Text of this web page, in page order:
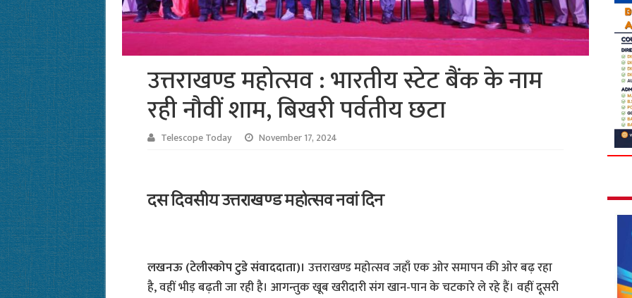
उत्तराखण्ड महोत्सव : भारतीय स्टेट बैंक के नाम
रही नौवीं शाम, बिखरी पर्वतीय छटा
Telescope Today November 17, 2024
दस दिवसीय उत्तराखण्ड महोत्सव नवां दिन
लखनऊ (टेलीस्कोप टुडे संवाददाता)। उत्तराखण्ड महोत्सव जहाँ एक ओर समापन की ओर बढ़ रहा
है, वहीं भीड़ बढ़ती जा रही है। आगन्तुक खूब खरीदारी संग खान-पान के चटकारे ले रहे हैं। वहीं दूसरी